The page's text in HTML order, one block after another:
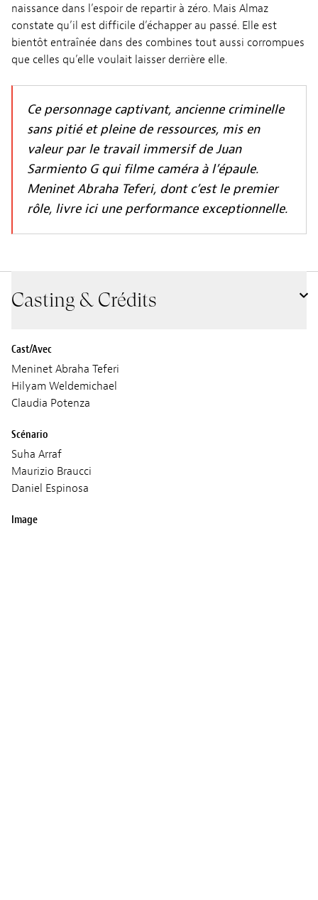
naissance dans l’espoir de repartir à zéro. Mais Almaz
constate qu’il est difficile d’échapper au passé. Elle est
bientôt entraînée dans des combines tout aussi corrompues
que celles qu’elle voulait laisser derrière elle.
Ce personnage captivant, ancienne criminelle
sans pitié et pleine de ressources, mis en
valeur par le travail immersif de Juan
Sarmiento G qui filme caméra à l’épaule.
Meninet Abraha Teferi, dont c’est le premier
rôle, livre ici une performance exceptionnelle.
Casting & Crédits
Cast/Avec
Meninet Abraha Teferi
Hilyam Weldemichael
Claudia Potenza
Scénario
Suha Arraf
Maurizio Braucci
Daniel Espinosa
Image